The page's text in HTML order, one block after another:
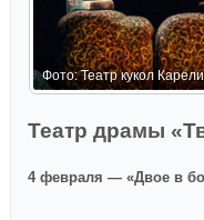
Фото: Театр кукол
Театр драмы
4 февраля — «Двое в